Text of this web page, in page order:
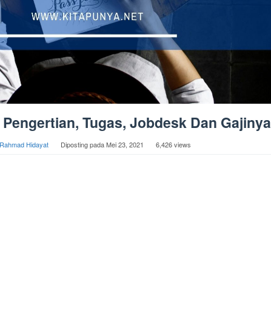
Tugas, Jobdesk Dan Gajinya
Rahmad Hidayat Diposting padaMei 23, 2021 6,426 views